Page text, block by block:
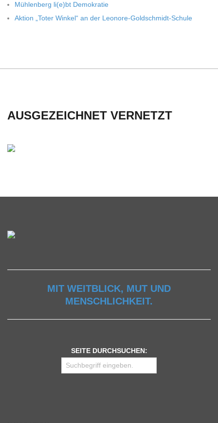
Müh­len­berg li(e)bt Demokratie
Aktion „Toter Win­kel“ an der Leonore-Goldschmidt-Schule
AUSGEZEICHNET VERNETZT
MIT WEITBLICK, MUT UND
MENSCHLICHKEIT.
SEITE DURCHSUCHEN: